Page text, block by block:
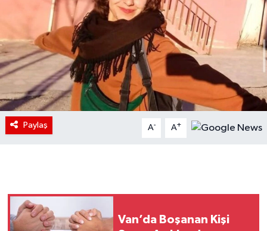
Paylaş A- A+
Van’da Boşanan Kişi